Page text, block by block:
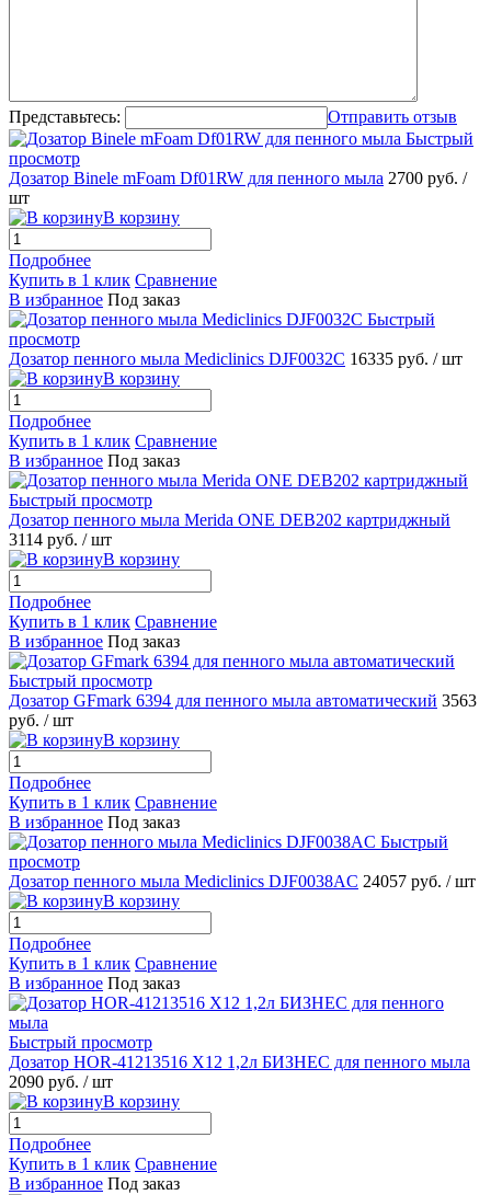
Представьтесь:
Отправить отзыв
Быстрый
просмотр
Дозатор Binele mFoam Df01RW для пенного мыла 2700 руб. /
шт
В корзину
Подробнее
Купить в 1 клик Сравнение
В избранное Под заказ
Быстрый
просмотр
Дозатор пенного мыла Mediclinics DJF0032C 16335 руб. / шт
В корзину
Подробнее
Купить в 1 клик Сравнение
В избранное Под заказ
Быстрый просмотр
Дозатор пенного мыла Merida ONE DEB202 картриджный
3114 руб. / шт
В корзину
Подробнее
Купить в 1 клик Сравнение
В избранное Под заказ
Быстрый просмотр
Дозатор GFmark 6394 для пенного мыла автоматический 3563
руб. / шт
В корзину
Подробнее
Купить в 1 клик Сравнение
В избранное Под заказ
Быстрый
просмотр
Дозатор пенного мыла Mediclinics DJF0038AC 24057 руб. / шт
В корзину
Подробнее
Купить в 1 клик Сравнение
В избранное Под заказ
Быстрый просмотр
Дозатор HOR-41213516 X12 1,2л БИЗНЕС для пенного мыла
2090 руб. / шт
В корзину
Подробнее
Купить в 1 клик Сравнение
В избранное Под заказ